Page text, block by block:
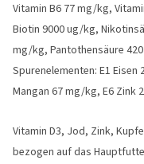
Vitamin B6 77 mg/kg,
Biotin 9000 ug/kg,
mg/kg, Pantothensäure
Spurenelementen: E1
Mangan 67 mg/kg, E6 Zink
Vitamin D3, Jod, Zink,
bezogen auf das